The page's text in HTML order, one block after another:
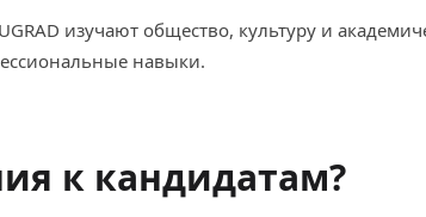
изучают общество, культуру и
навыки.
к кандидатам?